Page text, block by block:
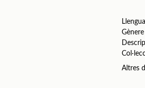
Gènere
Altres